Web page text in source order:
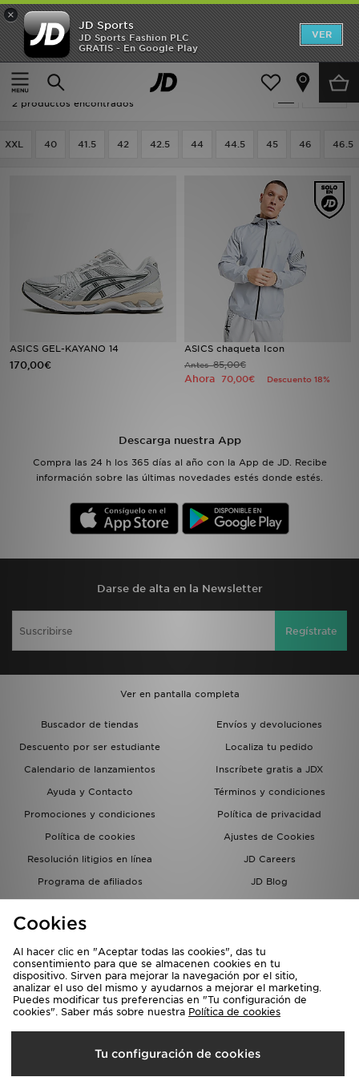
×
JD Sports
JD Sports Fashion PLC
GRATIS - En Google Play
VER
Página principal
Hombre
Hombre - ASICS Street Style
2 productos encontrados
XXL 40 41.5 42 42.5 44 44.5 45 46 46.5
ASICS GEL-KAYANO 14
170,00€
ASICS chaqueta Icon
Antes85,00€
Ahora 70,00€ Descuento 18%
Descarga nuestra App
Compra las 24 h los 365 días al año con la App de JD. Recibe
información sobre las últimas novedades estés donde estés.
Darse de alta en la Newsletter
Regístrate
Ver en pantalla completa
Buscador de tiendas
Envíos y devoluciones
Descuento por ser estudiante
Localiza tu pedido
Calendario de lanzamientos
Inscríbete gratis a JDX
Ayuda y Contacto
Términos y condiciones
Promociones y condiciones
Política de privacidad
Política de cookies
Ajustes de Cookies
Resolución litigios en línea
JD Careers
Programa de afiliados
JD Blog
del grupo JD - Whistleblowing
Selecciona País
España
Hombre
Mujer
Niños
Deportes & Fitness
JD Fútbol
Cookies
Al hacer clic en "Aceptar todas las cookies", das tu
consentimiento para que se almacenen cookies en tu
dispositivo. Sirven para mejorar la navegación por el sitio,
analizar el uso del mismo y ayudarnos a mejorar el marketing.
Puedes modificar tus preferencias en "Tu configuración de
cookies". Saber más sobre nuestra Política de cookies
Tu configuración de cookies